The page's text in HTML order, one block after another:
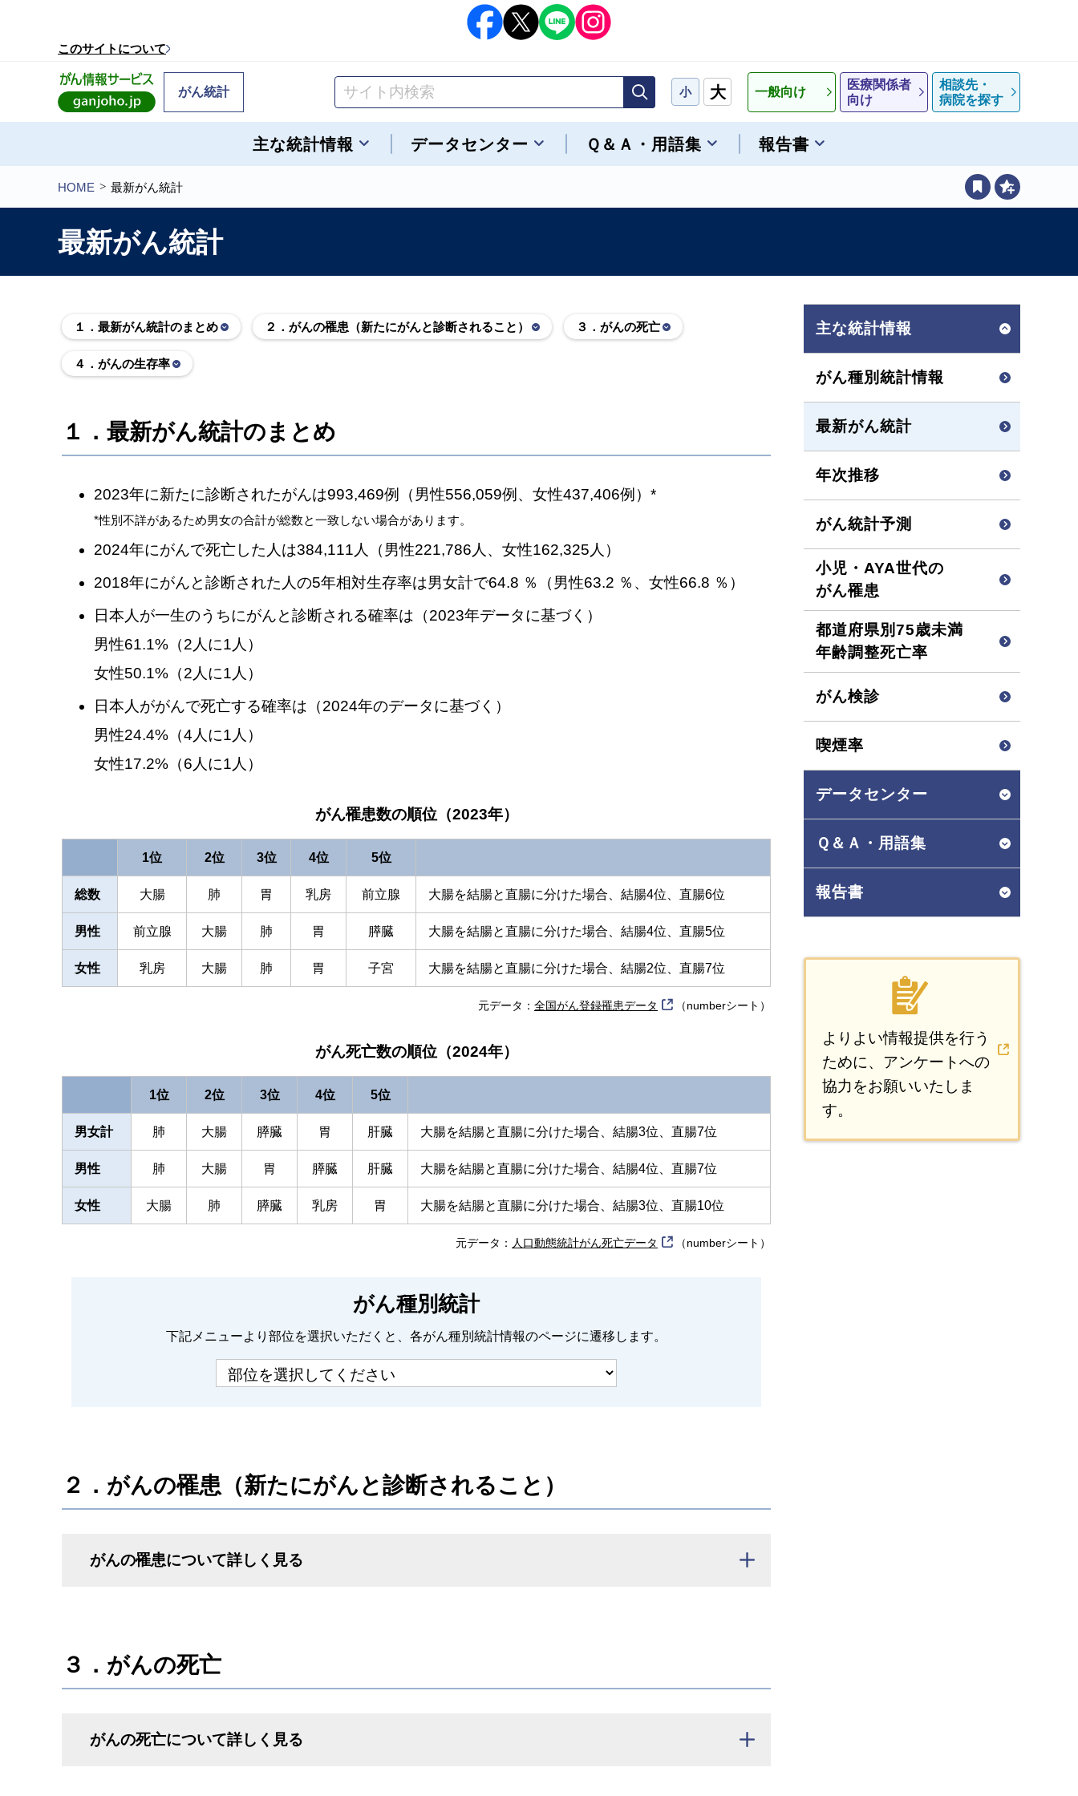
このサイトについて
がん統計 小 大 一般向け
医療関係者
向け
相談先・
病院を探す
主な統計情報 データセンター Ｑ＆Ａ・用語集 報告書
HOME 最新がん統計
最新がん統計
１．最新がん統計のまとめ ２．がんの罹患（新たにがんと診断されること） ３．がんの死亡
４．がんの生存率
１．最新がん統計のまとめ
2023年に新たに診断されたがんは993,469例（男性556,059例、女性437,406例）*
*性別不詳があるため男女の合計が総数と一致しない場合があります。
2024年にがんで死亡した人は384,111人（男性221,786人、女性162,325人）
2018年にがんと診断された人の5年相対生存率は男女計で64.8 ％（男性63.2 ％、女性66.8 ％）
日本人が一生のうちにがんと診断される確率は（2023年データに基づく）
男性61.1%（2人に1人）
女性50.1%（2人に1人）
日本人ががんで死亡する確率は（2024年のデータに基づく）
男性24.4%（4人に1人）
女性17.2%（6人に1人）
がん罹患数の順位（2023年）
1位 2位 3位 4位 5位
総数 大腸 肺 胃 乳房 前立腺 大腸を結腸と直腸に分けた場合、結腸4位、直腸6位
男性 前立腺 大腸 肺 胃 膵臓 大腸を結腸と直腸に分けた場合、結腸4位、直腸5位
女性 乳房 大腸 肺 胃 子宮 大腸を結腸と直腸に分けた場合、結腸2位、直腸7位
元データ： 全国がん登録罹患データ （numberシート）
がん死亡数の順位（2024年）
1位 2位 3位 4位 5位
男女計 肺 大腸 膵臓 胃 肝臓 大腸を結腸と直腸に分けた場合、結腸3位、直腸7位
男性 肺 大腸 胃 膵臓 肝臓 大腸を結腸と直腸に分けた場合、結腸4位、直腸7位
女性 大腸 肺 膵臓 乳房 胃 大腸を結腸と直腸に分けた場合、結腸3位、直腸10位
元データ： 人口動態統計がん死亡データ （numberシート）
がん種別統計
下記メニューより部位を選択いただくと、 各がん種別統計情報のページに遷移します。
２．がんの罹患（新たにがんと診断されること）
がんの罹患について詳しく見る
３．がんの死亡
がんの死亡について詳しく見る
主な統計情報
がん種別統計情報
最新がん統計
年次推移
がん統計予測
小児・AYA世代の
がん罹患
都道府県別75歳未満
年齢調整死亡率
がん検診
喫煙率
データセンター
Ｑ＆Ａ・用語集
報告書
よりよい情報提供を行う
ために、アンケートへの
協力をお願いいたしま
す。